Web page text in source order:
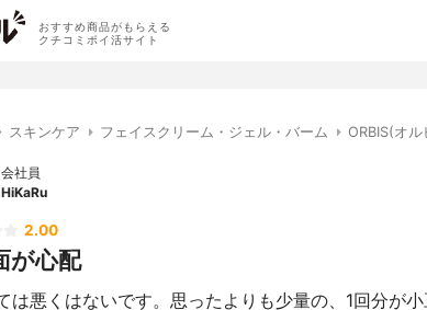
おすすめ商品がもらえる
クチコミポイ活サイト
スキンケア フェイスクリーム・ジェル・バーム ORBIS(オ
会社員
HiKaRu
2.00
が心配
は悪くはないです。思ったよりも少量の、1回分が